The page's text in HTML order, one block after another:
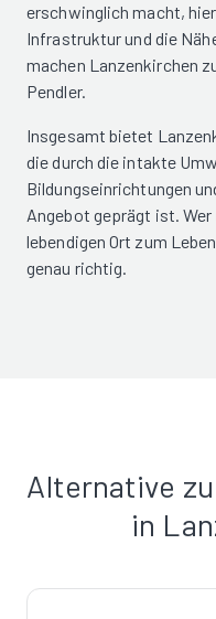
erschwinglich macht,
Infrastruktur und die
machen Lanzenkirchen
Pendler.
Insgesamt bietet
die durch die intakte
Bildungseinrichtungen
Angebot geprägt ist. Wer
lebendigen Ort zum
genau richtig.
Alternative
in